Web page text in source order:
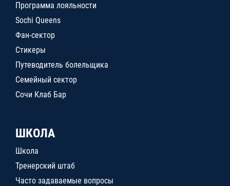
Программа лояльности
Sochi Queens
Фан-сектор
Стикеры
Путеводитель болельщика
Семейный сектор
Сочи Клаб Бар
ШКОЛА
Школа
Тренерский штаб
Часто задаваемые вопросы